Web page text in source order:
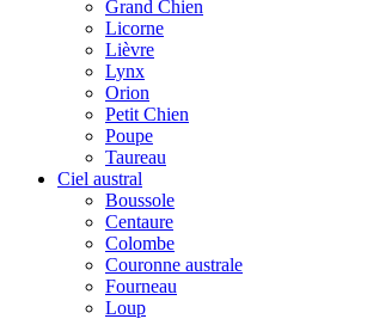
Grand Chien
Licorne
Lièvre
Lynx
Orion
Petit Chien
Poupe
Taureau
Ciel austral
Boussole
Centaure
Colombe
Couronne australe
Fourneau
Loup